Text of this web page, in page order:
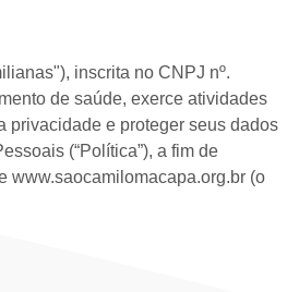
inscrita no CNPJ nº.
de saúde, exerce atividades
privacidade e proteger seus dados
(“Política”), a fim de
www.saocamilomacapa.org.br (o